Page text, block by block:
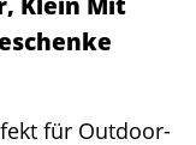
für Outdoor-